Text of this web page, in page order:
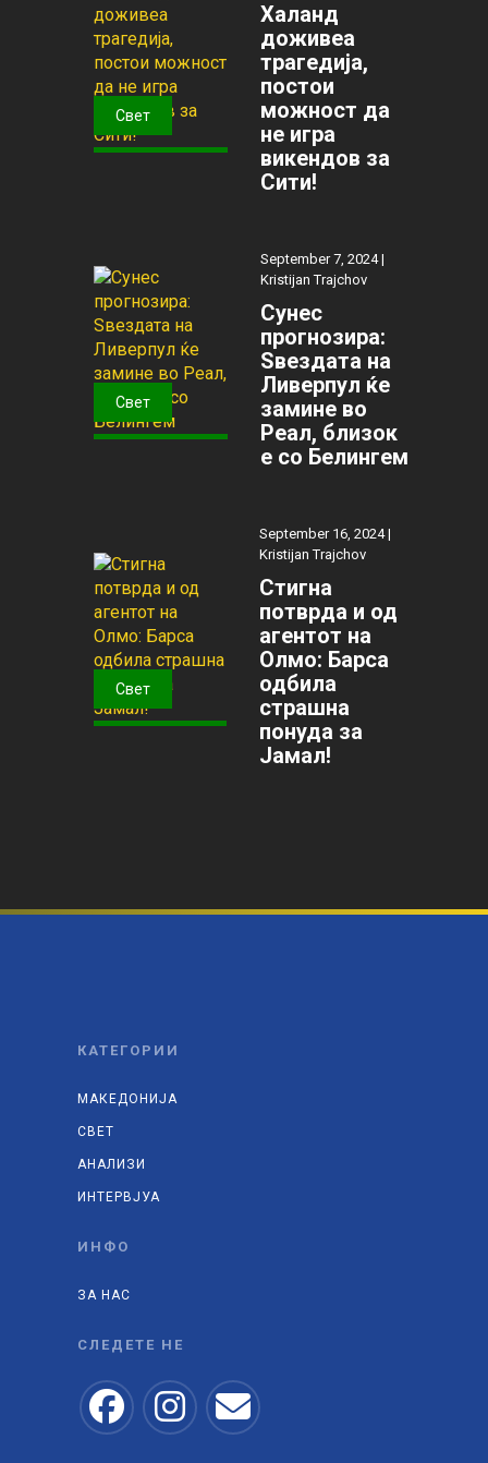
Свет
Халанд
доживеа
трагедија,
постои
можност да
не игра
викендов за
Сити!
Свет
September 7, 2024 |
Kristijan Trajchov
Сунес
прогнозира:
Ѕвездата на
Ливерпул ќе
замине во
Реал, близок
е со Белингем
Свет
September 16, 2024 |
Kristijan Trajchov
Стигна
потврда и од
агентот на
Олмо: Барса
одбила
страшна
понуда за
Јамал!
КАТЕГОРИИ
МАКЕДОНИЈА
СВЕТ
АНАЛИЗИ
ИНТЕРВЈУА
ИНФО
ЗА НАС
СЛЕДЕТЕ НЕ